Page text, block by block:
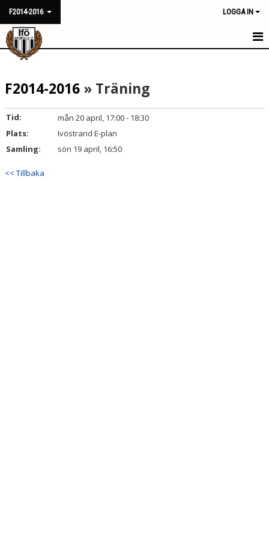
F2014-2016 LOGGA IN
HEM
NYHETER
KALENDER
MATCHER
F2014-2016 » Träning
Tid:
mån 20 april, 17:00 - 18:30
Plats:
Ivöstrand E-plan
Samling:
sön 19 april, 16:50
<< Tillbaka